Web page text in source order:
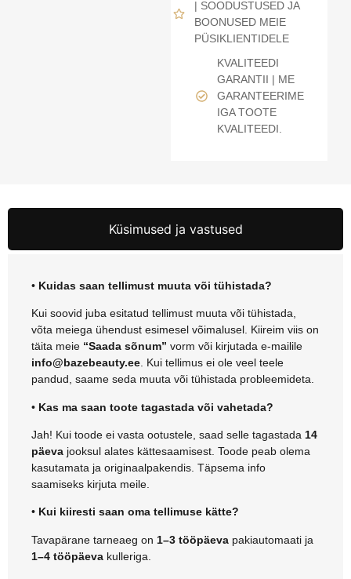
| SOODUSTUSED JA
BOONUSED MEIE
PÜSIKLIENTIDELE
KVALITEEDI
GARANTII | ME
GARANTEERIME
IGA TOOTE
KVALITEEDI.
Küsimused ja vastused
• Kuidas saan tellimust muuta või tühistada?
Kui soovid juba esitatud tellimust muuta või tühistada,
võta meiega ühendust esimesel võimalusel. Kiireim viis on
täita meie “Saada sõnum” vorm või kirjutada e-mailile
info@bazebeauty.ee. Kui tellimus ei ole veel teele
pandud, saame seda muuta või tühistada probleemideta.
• Kas ma saan toote tagastada või vahetada?
Jah! Kui toode ei vasta ootustele, saad selle tagastada 14
päeva jooksul alates kättesaamisest. Toode peab olema
kasutamata ja originaalpakendis. Täpsema info
saamiseks kirjuta meile.
• Kui kiiresti saan oma tellimuse kätte?
Tavapärane tarneaeg on 1–3 tööpäeva pakiautomaati ja
1–4 tööpäeva kulleriga.